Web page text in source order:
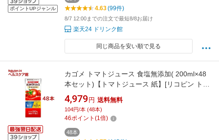
ポイントUPジャンル 4.63(99件)
8/7 12:00までの注文で最短8/8お届け
楽天24 ドリンク館
同じ商品を安い順で見る
カゴメ トマトジュース 食塩無添加( 200ml×48
本セット)【トマトジュース 紙】[リコピン トマ
ト100％ 紙パック 食塩不使用]
4,979 円 送料無料
104円/本 (48本)
46ポイント (1倍)
48本